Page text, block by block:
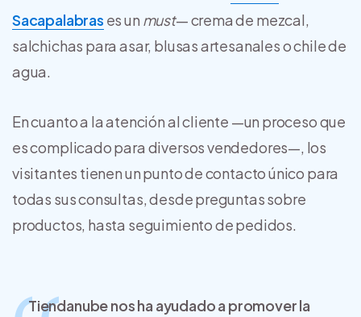
Sacapalabras es un must— crema de mezcal,
salchichas para asar, blusas artesanales o chile de
agua.
En cuanto a la atención al cliente —un proceso que
es complicado para diversos vendedores—, los
visitantes tienen un punto de contacto único para
todas sus consultas, desde preguntas sobre
productos, hasta seguimiento de pedidos.
Tiendanubenos ha ayudado a promover la